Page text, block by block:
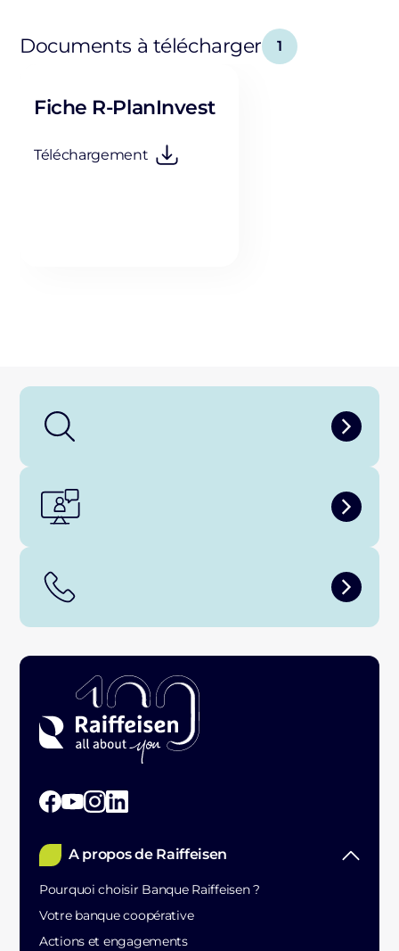
Documents à télécharger 1
Fiche R-PlanInvest
Téléchargement
A propos de Raiffeisen
Pourquoi choisir Banque Raiffeisen ?
Votre banque coopérative
Actions et engagements